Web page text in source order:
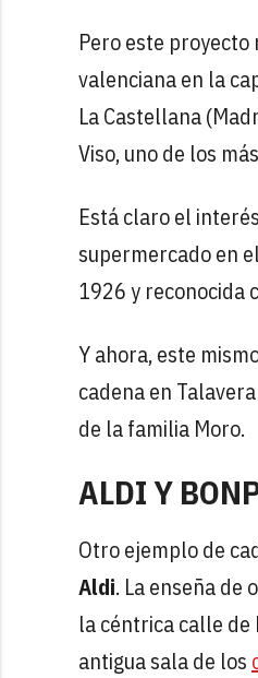
Pero este
valenciana en la
La Castellana
Viso, uno de los
Está claro el
supermercado en el
1926 y reconocida
Y ahora, este
cadena en
de la familia Moro.
ALDI Y
Otro ejemplo de
Aldi. La enseña de
la céntrica calle de
antigua sala de los